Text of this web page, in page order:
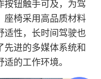
按钮触手可及，为驾
座椅采用高品质材料
适性，长时间驾驶也
先进的多媒体系统和
的工作环境。